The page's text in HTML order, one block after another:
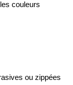
couleurs
ou zippées